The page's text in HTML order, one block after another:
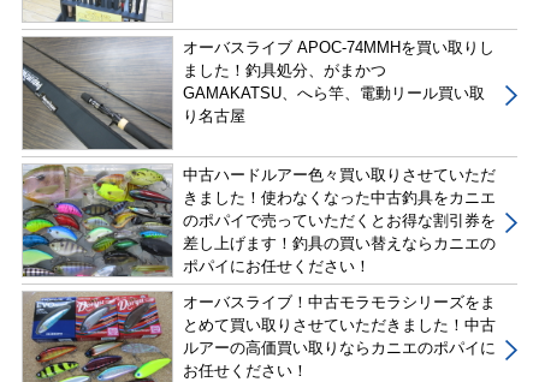
オーバスライブ APOC-74MMHを買い取りし
ました！釣具処分、がまかつ
GAMAKATSU、へら竿、電動リール買い取
り名古屋
中古ハードルアー色々買い取りさせていただ
きました！使わなくなった中古釣具をカニエ
のポパイで売っていただくとお得な割引券を
差し上げます！釣具の買い替えならカニエの
ポパイにお任せください！
オーバスライブ！中古モラモラシリーズをま
とめて買い取りさせていただきました！中古
ルアーの高価買い取りならカニエのポパイに
お任せください！